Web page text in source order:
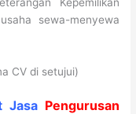
sewa-menyewa
CV di setujui)
Jasa Pengurusan